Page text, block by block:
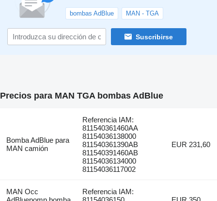
bombas AdBlue MAN - TGA
Suscribirse
Precios para MAN TGA bombas AdBlue
Bomba AdBlue para
MAN camión
Referencia IAM:
811540361460AA
81154036138000
811540361390AB
811540391460AB
81154036134000
81154036117002
EUR 231,60
MAN Occ
Referencia IAM: